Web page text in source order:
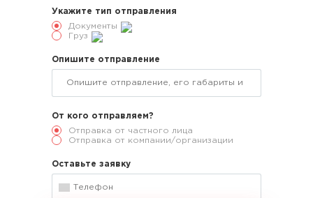
Укажите тип отправления
Документы
Груз
Опишите отправление
От кого отправляем?
Отправка от частного лица
Отправка от компании/организации
Оставьте заявку